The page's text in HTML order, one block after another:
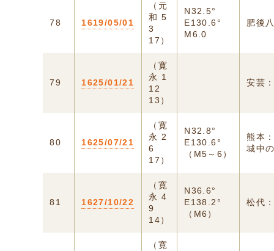
78 1619/05/01
（元
和 5
3
17）
N32.5°
E130.6°
M6.0
肥後
79 1625/01/21
（寛
永 1
12
13）
安芸
80 1625/07/21
（寛
永 2
6
17）
N32.8°
E130.6°
（M5～6）
熊本
城中
81 1627/10/22
（寛
永 4
9
14）
N36.6°
E138.2°
（M6）
松代
（寛